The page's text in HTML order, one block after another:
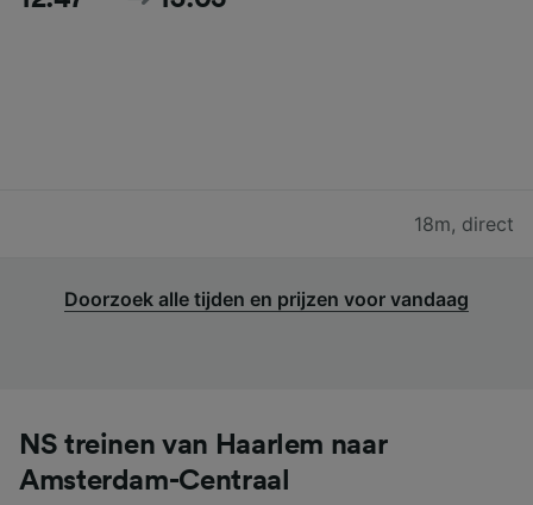
18m, direct
Doorzoek alle tijden en prijzen voor vandaag
NS treinen van Haarlem naar
Amsterdam-Centraal